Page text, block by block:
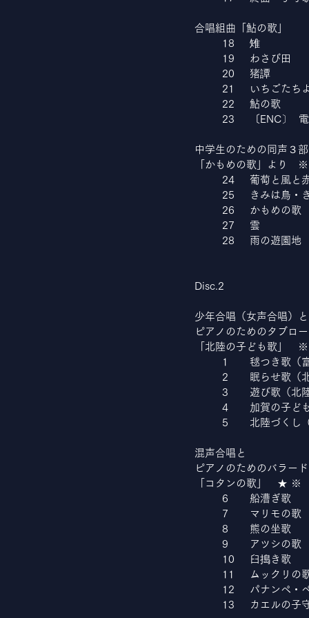
合唱組曲「鮎の歌」
	18	雉
	19	わさび田
	20	猪譚
21	いちごたち
	22	鮎の歌
23	〔ENC〕
中学生のための同声３
「かもめの歌」より　※
24	葡萄と風
25	きみは鳥
	26	かもめの歌
	27	雲
	28	雨の遊園地
Disc.2
少年合唱（女声合唱）と
ピアノのためのタブロー
「北陸の子ども歌」　※
1	毬つき歌
2	眠らせ歌
3	遊び歌（
5	北陸づく
混声合唱と
ピアノのためのバラード
「コタンの歌」　★ ※
	6	船漕ぎ歌
	7	マリモの歌
	8	熊の坐歌
	9	アツシの歌
	10	臼搗き歌
11	ムックリの
12	パナンペ
13	カエルの子